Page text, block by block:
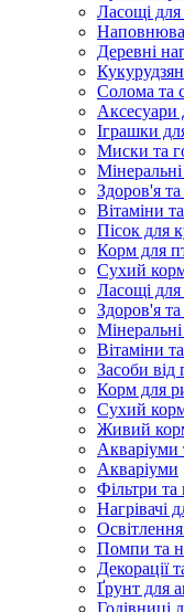
Ласощі для
Деревні
Солома та
Аксесуари
Іграшки
Миски та
Здоров'я та
Вітаміни
Пісок для
Корм для
Сухий
Ласощі для
Здоров'я та
Вітаміни
Засоби від
Корм для
Сухий
Живий
Акваріуми
Акваріуми
Фільтри та
Нагрівачі
Помпи та
Декорації
Ґрунт для
Годівниці